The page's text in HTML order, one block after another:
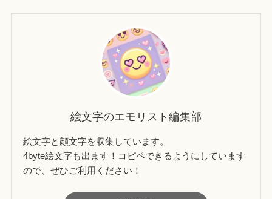
絵文字のエモリスト編集部
絵文字と顔文字を収集しています。
4byte絵文字も出ます！コピペできるようにしています
ので、ぜひご利用ください！